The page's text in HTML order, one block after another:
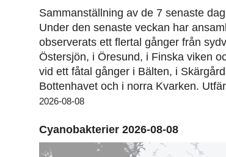
Sammanställning av de 7 senaste
Under den senaste veckan har
observerats ett flertal gånger från
Östersjön, i Öresund, i Finska viken
vid ett fåtal gånger i Bälten, i
Bottenhavet och i norra Kvarken.
2026-08-08
Cyanobakterier 2026-08-08